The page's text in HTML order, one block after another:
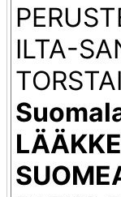
ILTA-